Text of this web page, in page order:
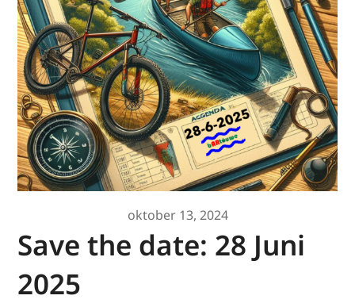
oktober 13, 2024
Save the date: 28 Juni
2025